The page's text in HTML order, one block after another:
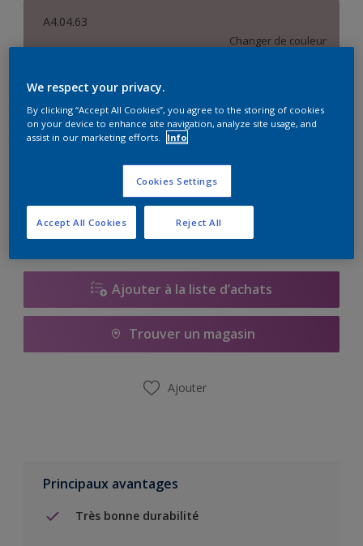
A4.04.63
Changer de couleur
Format
1L 2,5L 5L
Ajouter à la liste d’achats
Trouver un magasin
Ajouter
Principaux avantages
Très bonne durabilité
We respect your privacy.
By clicking “Accept All Cookies”, you agree to the storing of cookies
on your device to enhance site navigation, analyze site usage, and
assist in our marketing efforts.
Info
Cookies Settings
Reject All
Accept All Cookies